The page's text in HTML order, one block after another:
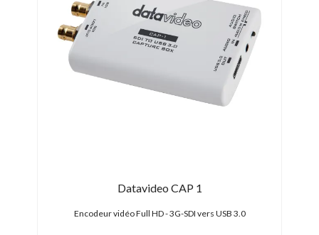
Datavideo CAP 1
Encodeur vidéo Full HD - 3G-SDI vers USB 3.0